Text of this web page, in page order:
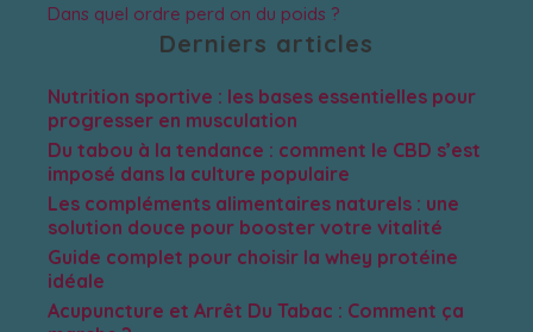
Dans quel ordre perd on du poids ?
Derniers articles
Nutrition sportive : les bases essentielles pour
progresser en musculation
Du tabou à la tendance : comment le CBD s’est
imposé dans la culture populaire
Les compléments alimentaires naturels : une
solution douce pour booster votre vitalité
Guide complet pour choisir la whey protéine
idéale
Acupuncture et Arrêt Du Tabac : Comment ça